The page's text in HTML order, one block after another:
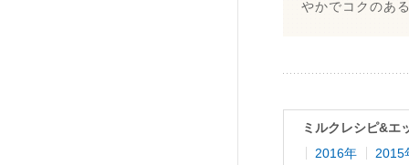
やかでコクのあ
ミルクレシピ&エ
2016年
2015